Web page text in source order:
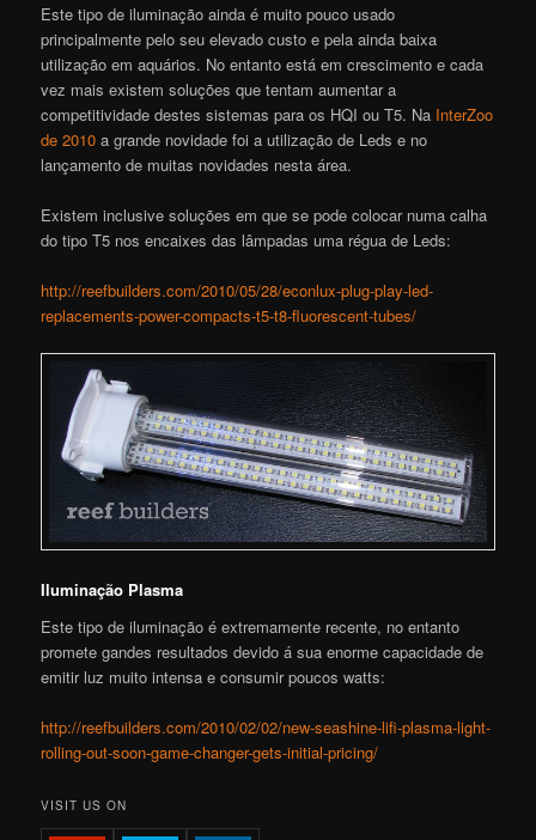
Este tipo de iluminação ainda é muito pouco usado
principalmente pelo seu elevado custo e pela ainda baixa
utilização em aquários. No entanto está em crescimento e cada
vez mais existem soluções que tentam aumentar a
competitividade destes sistemas para os HQI ou T5. Na InterZoo
de 2010 a grande novidade foi a utilização de Leds e no
lançamento de muitas novidades nesta área.
Existem inclusive soluções em que se pode colocar numa calha
do tipo T5 nos encaixes das lâmpadas uma régua de Leds:
http://reefbuilders.com/2010/05/28/econlux-plug-play-led-
replacements-power-compacts-t5-t8-fluorescent-tubes/
Iluminação Plasma
Este tipo de iluminação é extremamente recente, no entanto
promete gandes resultados devido á sua enorme capacidade de
emitir luz muito intensa e consumir poucos watts:
http://reefbuilders.com/2010/02/02/new-seashine-lifi-plasma-light-
rolling-out-soon-game-changer-gets-initial-pricing/
VISIT US ON